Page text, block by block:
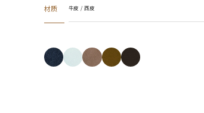
材质 牛皮 / 西皮